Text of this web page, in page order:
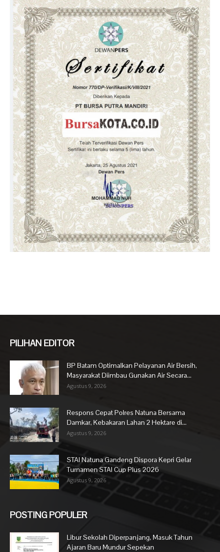
PILIHAN EDITOR
BP Batam Optimalkan Pelayanan Air Bersih,
Masyarakat Diimbau Gunakan Air Secara...
Agustus 9, 2026
Respons Cepat Polres Natuna Bersama
Damkar, Kebakaran Lahan 2 Hektare di...
Agustus 9, 2026
STAI Natuna Gandeng Dispora Kepri Gelar
Turnamen STAI Cup Plus 2026
Agustus 9, 2026
POSTING POPULER
Libur Sekolah Diperpanjang, Masuk Tahun
Ajaran Baru Mundur Sepekan